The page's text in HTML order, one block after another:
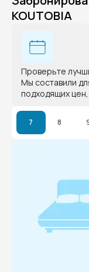
KOUTOBIA
Проверьте
Мы составили
подходящих
7 8